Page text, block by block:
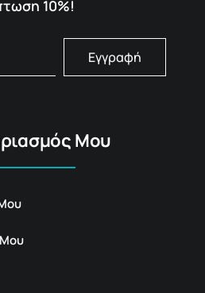
10%!
Εγγραφή
Μου
Μου